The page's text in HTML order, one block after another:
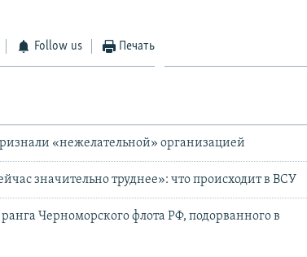
Follow us Печать
«нежелательной» организацией
значительно труднее»: что происходит в ВСУ
Черноморского флота РФ, подорванного в